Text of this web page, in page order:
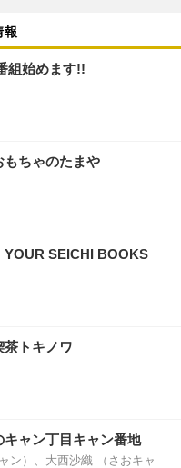
報
組始めます!!
もちゃのたまや
YOUR SEICHI BOOKS
茶トキノワ
ャン丁目キャン番地
ン）、大西沙織 （さおキャ